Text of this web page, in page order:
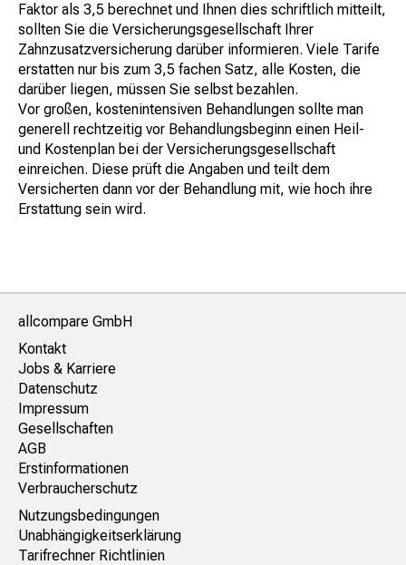
Faktor als 3,5 berechnet und Ihnen dies schriftlich mitteilt,
sollten Sie die Versicherungsgesellschaft Ihrer
Zahnzusatzversicherung darüber informieren. Viele Tarife
erstatten nur bis zum 3,5 fachen Satz, alle Kosten, die
darüber liegen, müssen Sie selbst bezahlen.
Vor großen, kostenintensiven Behandlungen sollte man
generell rechtzeitig vor Behandlungsbeginn einen Heil-
und Kostenplan bei der Versicherungsgesellschaft
einreichen. Diese prüft die Angaben und teilt dem
Versicherten dann vor der Behandlung mit, wie hoch ihre
Erstattung sein wird.
allcompare GmbH
Kontakt
Jobs & Karriere
Datenschutz
Impressum
Gesellschaften
AGB
Erstinformationen
Verbraucherschutz
Nutzungsbedingungen
Unabhängigkeitserklärung
Tarifrechner Richtlinien